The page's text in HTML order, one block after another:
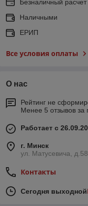
Безналичный расчет
Наличными
ЕРИП
Все условия оплаты
О нас
Рейтинг не
Менее 5 отзывов за
Работает с
г. Минск
ул. Матусевича,
Контакты
Сегодня выходной